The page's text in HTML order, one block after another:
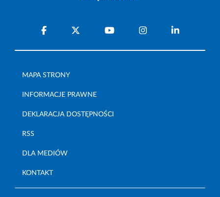
MAPA STRONY
INFORMACJE PRAWNE
DEKLARACJA DOSTĘPNOŚCI
RSS
DLA MEDIÓW
KONTAKT